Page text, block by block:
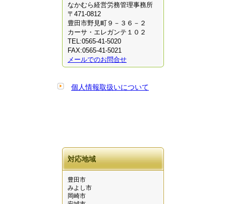
なかむら経営労務管理事務所
〒471-0812
豊田市野見町９－３６－２
カーサ・エレガンテ１０２
TEL:0565-41-5020
FAX:0565-41-5021
メールでのお問合せ
個人情報取扱いについて
対応地域
豊田市
みよし市
岡崎市